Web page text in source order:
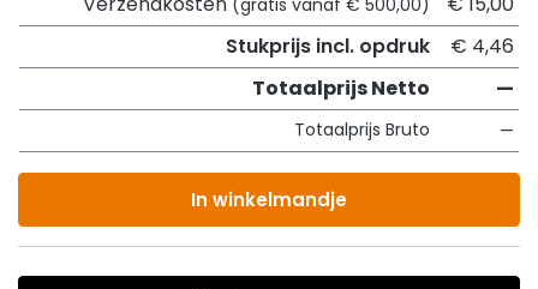
(gratis vanaf € 500,00)
Stukprijs incl. opdruk
€ 4,46
Totaalprijs Netto
—
Totaalprijs Bruto —
In winkelmandje